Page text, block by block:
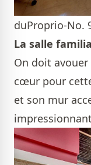
duProprio-No.
La salle
On doit
cœur pour
et son mur